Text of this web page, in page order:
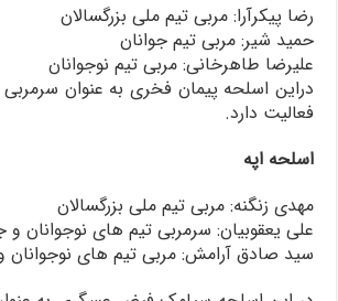
رضا پیکرآرا: مربی تیم ملی بزرگسالان
حمید شیر: مربی تیم جوانان
علیرضا طاهرخانی: مربی تیم نوجوانان
دراین اسلحه پیمان فخری به عنوان سرمربی
فعالیت دارد.
اسلحه اپه
مهدی زنگنه: مربی تیم ملی بزرگسالان
علی یعقوبیان: سرمربی تیم های نوجوانان و
سید صادق آرامش: مربی تیم های نوجوانان